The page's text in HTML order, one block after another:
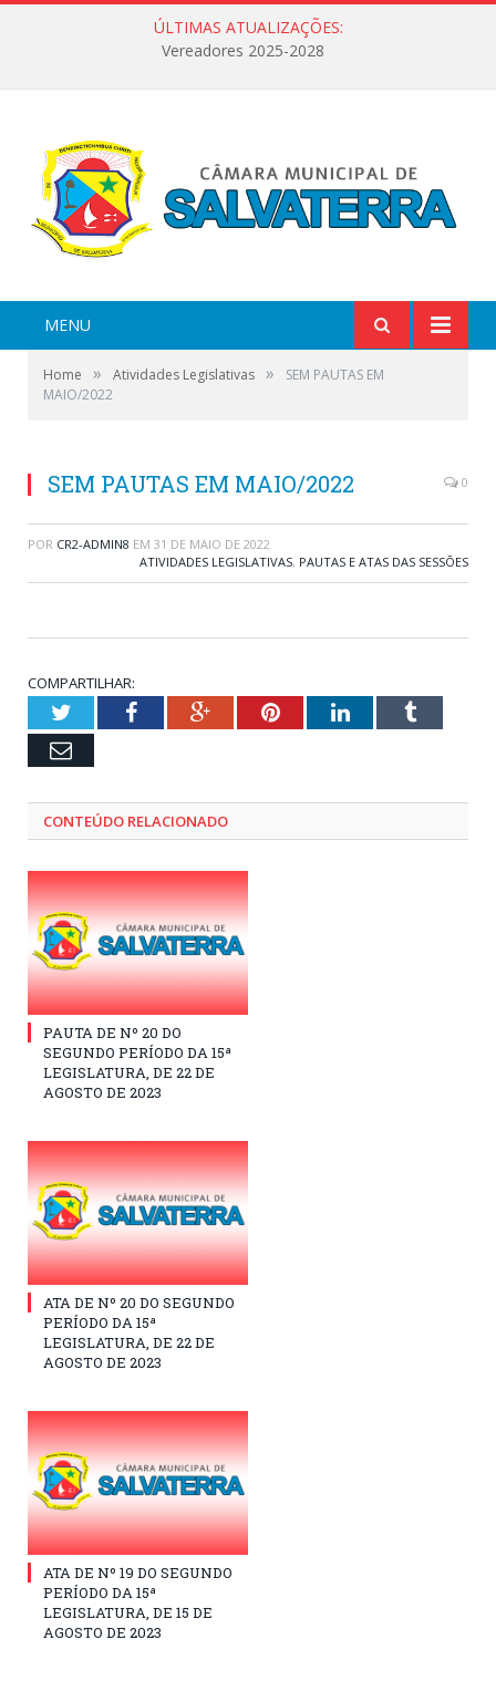
ÚLTIMAS ATUALIZAÇÕES:
Vereadores 2025-2028
MENU
Home » Atividades Legislativas »
SEM PAUTAS EM
MAIO/2022
SEM PAUTAS EM MAIO/2022 0
POR CR2-ADMIN8 EM 31 DE MAIO DE 2022
ATIVIDADES LEGISLATIVAS, PAUTAS E ATAS DAS SESSÕES
COMPARTILHAR:
TwitterFacebookGoogle+PinterestLinkedInTumblr
Email
CONTEÚDO RELACIONADO
PAUTA DE Nº 20 DO
SEGUNDO PERÍODO DA 15ª
LEGISLATURA, DE 22 DE
AGOSTO DE 2023
ATA DE Nº 20 DO SEGUNDO
PERÍODO DA 15ª
LEGISLATURA, DE 22 DE
AGOSTO DE 2023
ATA DE Nº 19 DO SEGUNDO
PERÍODO DA 15ª
LEGISLATURA, DE 15 DE
AGOSTO DE 2023